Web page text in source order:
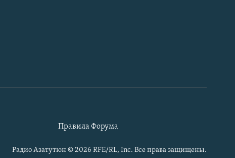
Правила Форума
Радио Азатутюн © 2026 RFE/RL, Inc. Все права защищены.